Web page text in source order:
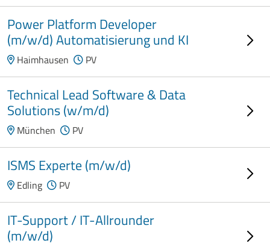
Power Platform Developer
(m/w/d) Automatisierung und KI
Haimhausen PV
Technical Lead Software & Data
Solutions (w/m/d)
München PV
ISMS Experte (m/w/d)
Edling PV
IT-Support / IT-Allrounder
(m/w/d)